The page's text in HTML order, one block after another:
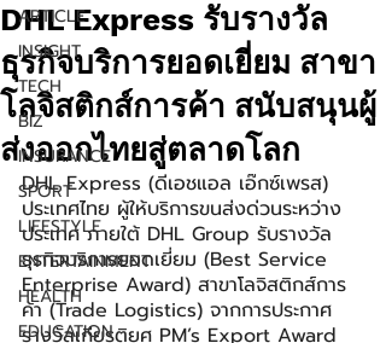
ARTICLE
INSIGHT
TECH
BIZ
INSURANCE
SPORT
LIFESTYLE
ENTERTAINMENT
HEALTH
EDUCATION
DHL Express รับรางวัล
ธุรกิจบริการยอดเยี่ยม สาขา
โลจิสติกส์การค้า สนับสนุนผู้
ส่งออกไทยสู่ตลาดโลก
DHL Express (ดีเอชแอล เอ๊กซ์เพรส)
ประเทศไทย ผู้ให้บริการขนส่งด่วนระหว่าง
ประเทศ ภายใต้ DHL Group รับรางวัล
ธุรกิจบริการยอดเยี่ยม (Best Service
Enterprise Award) สาขาโลจิสติกส์การ
ค้า (Trade Logistics) จากการประกาศ
รางวัลเกียรติยศ PM’s Export Award